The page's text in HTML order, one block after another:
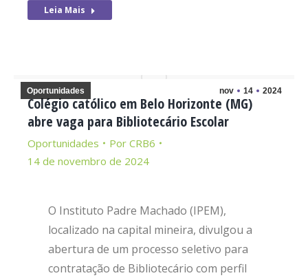
Leia Mais
nov 14 2024
Oportunidades
Colégio católico em Belo Horizonte (MG)
abre vaga para Bibliotecário Escolar
Oportunidades Por CRB6
14 de novembro de 2024
O Instituto Padre Machado (IPEM),
localizado na capital mineira, divulgou a
abertura de um processo seletivo para
contratação de Bibliotecário com perfil